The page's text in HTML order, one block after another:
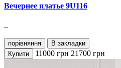
Вечернее платье 9U116
..
порівняння
В закладки
Купити
11000 грн 21700 грн